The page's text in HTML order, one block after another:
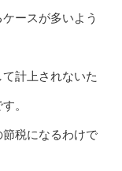
ースが多いよう
計上されないた
。
税になるわけで